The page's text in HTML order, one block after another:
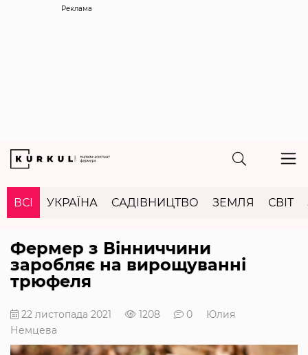
Реклама
ВСІ УКРАЇНА САДІВНИЦТВО ЗЕМЛЯ СВІТ
Фермер з Вінниччини
заробляє на вирощуванні
трюфеля
22 листопада 2021 1208 0
Юлия
Немцева